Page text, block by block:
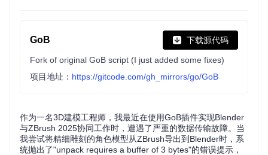
GoB 下载源代码
Fork of original GoB script (I just added some fixes)
项目地址： https://gitcode.com/gh_mirrors/go/GoB
作为一名3D建模工程师，我最近在使用GoB插件实现Blender
与ZBrush 2025协同工作时，遭遇了严重的数据传输故障。当
我尝试将精细雕刻的角色模型从ZBrush导出到Blender时，系
统抛出了"unpack requires a buffer of 3 bytes"的错误提示，